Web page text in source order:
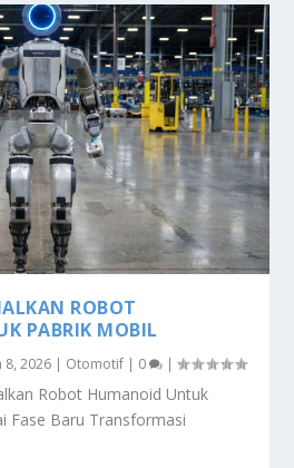
ROBOT
PABRIK MOBIL
8, 2026 | Otomotif | 0 |
Robot Humanoid Untuk
Fase Baru Transformasi